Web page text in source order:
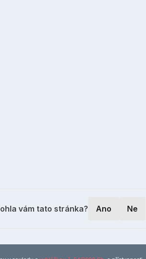
vám tato stránka? Ano Ne